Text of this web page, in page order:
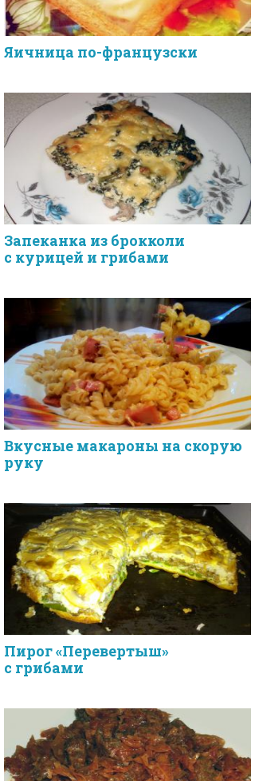
Яичница по-французски
Запеканка из брокколи
с курицей и грибами
Вкусные макароны на скорую
руку
Пирог «Перевертыш»
с грибами